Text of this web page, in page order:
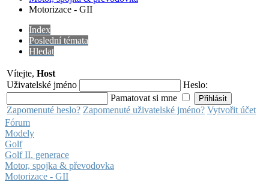
Motorizace - GII
Index
Poslední témata
Hledat
Vítejte, Host
Uživatelské jméno
Heslo:
Pamatovat si mne
Zapomenuté heslo? Zapomenuté uživatelské jméno? Vytvořit účet
Fórum
Modely
Golf
Golf II. generace
Motor, spojka & převodovka
Motorizace - GII